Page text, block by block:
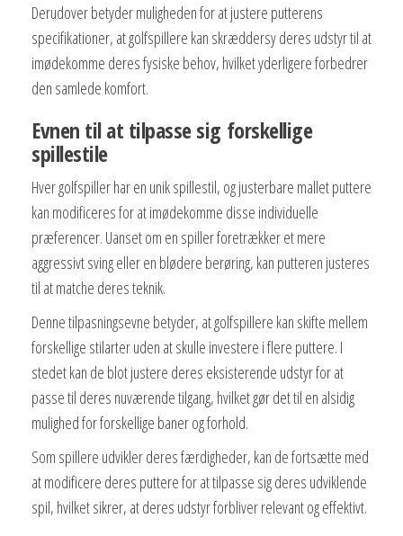
Derudover betyder muligheden for at justere putterens
specifikationer, at golfspillere kan skræddersy deres udstyr til at
imødekomme deres fysiske behov, hvilket yderligere forbedrer
den samlede komfort.
Evnen til at tilpasse sig forskellige
spillestile
Hver golfspiller har en unik spillestil, og justerbare mallet puttere
kan modificeres for at imødekomme disse individuelle
præferencer. Uanset om en spiller foretrækker et mere
aggressivt sving eller en blødere berøring, kan putteren justeres
til at matche deres teknik.
Denne tilpasningsevne betyder, at golfspillere kan skifte mellem
forskellige stilarter uden at skulle investere i flere puttere. I
stedet kan de blot justere deres eksisterende udstyr for at
passe til deres nuværende tilgang, hvilket gør det til en alsidig
mulighed for forskellige baner og forhold.
Som spillere udvikler deres færdigheder, kan de fortsætte med
at modificere deres puttere for at tilpasse sig deres udviklende
spil, hvilket sikrer, at deres udstyr forbliver relevant og effektivt.